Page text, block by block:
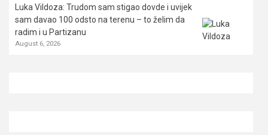
Luka Vildoza: Trudom sam stigao dovde i uvijek
sam davao 100 odsto na terenu – to želim da
radim i u Partizanu
August 6, 2026